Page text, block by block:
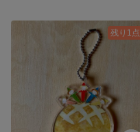
残り1点